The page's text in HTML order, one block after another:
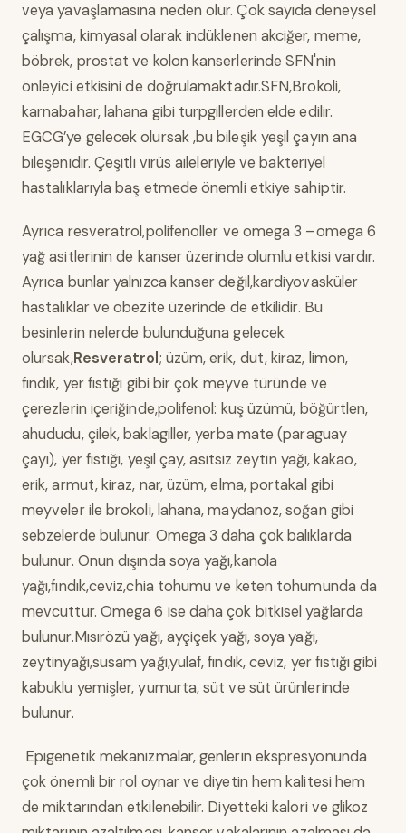
veya yavaşlamasına neden olur. Çok sayıda deneysel
çalışma, kimyasal olarak indüklenen akciğer, meme,
böbrek, prostat ve kolon kanserlerinde SFN'nin
önleyici etkisini de doğrulamaktadır.SFN,Brokoli,
karnabahar, lahana gibi turpgillerden elde edilir.
EGCG’ye gelecek olursak ,bu bileşik yeşil çayın ana
bileşenidir. Çeşitli virüs aileleriyle ve bakteriyel
hastalıklarıyla baş etmede önemli etkiye sahiptir.
Ayrıca resveratrol,polifenoller ve omega 3 –omega 6
yağ asitlerinin de kanser üzerinde olumlu etkisi vardır.
Ayrıca bunlar yalnızca kanser değil,kardiyovasküler
hastalıklar ve obezite üzerinde de etkilidir. Bu
besinlerin nelerde bulunduğuna gelecek
olursak,Resveratrol ; üzüm, erik, dut, kiraz, limon,
fındık, yer fıstığı gibi bir çok meyve türünde ve
çerezlerin içeriğinde,polifenol: kuş üzümü, böğürtlen,
ahududu, çilek, baklagiller, yerba mate (paraguay
çayı), yer fıstığı, yeşil çay, asitsiz zeytin yağı, kakao,
erik, armut, kiraz, nar, üzüm, elma, portakal gibi
meyveler ile brokoli, lahana, maydanoz, soğan gibi
sebzelerde bulunur. Omega 3 daha çok balıklarda
bulunur. Onun dışında soya yağı,kanola
yağı,fındık,ceviz,chia tohumu ve keten tohumunda da
mevcuttur. Omega 6 ise daha çok bitkisel yağlarda
bulunur.Mısırözü yağı, ayçiçek yağı, soya yağı,
zeytinyağı,susam yağı,yulaf, fındık, ceviz, yer fıstığı gibi
kabuklu yemişler, yumurta, süt ve süt ürünlerinde
bulunur.
Epigenetik mekanizmalar, genlerin ekspresyonunda
çok önemli bir rol oynar ve diyetin hem kalitesi hem
de miktarından etkilenebilir. Diyetteki kalori ve glikoz